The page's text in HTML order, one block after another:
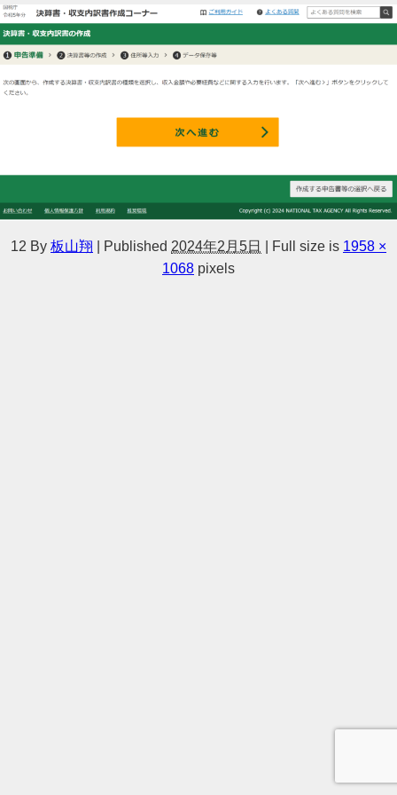
12 By 板山翔 Published 2024年2月5日 Full size is 1958 ×
1068 pixels